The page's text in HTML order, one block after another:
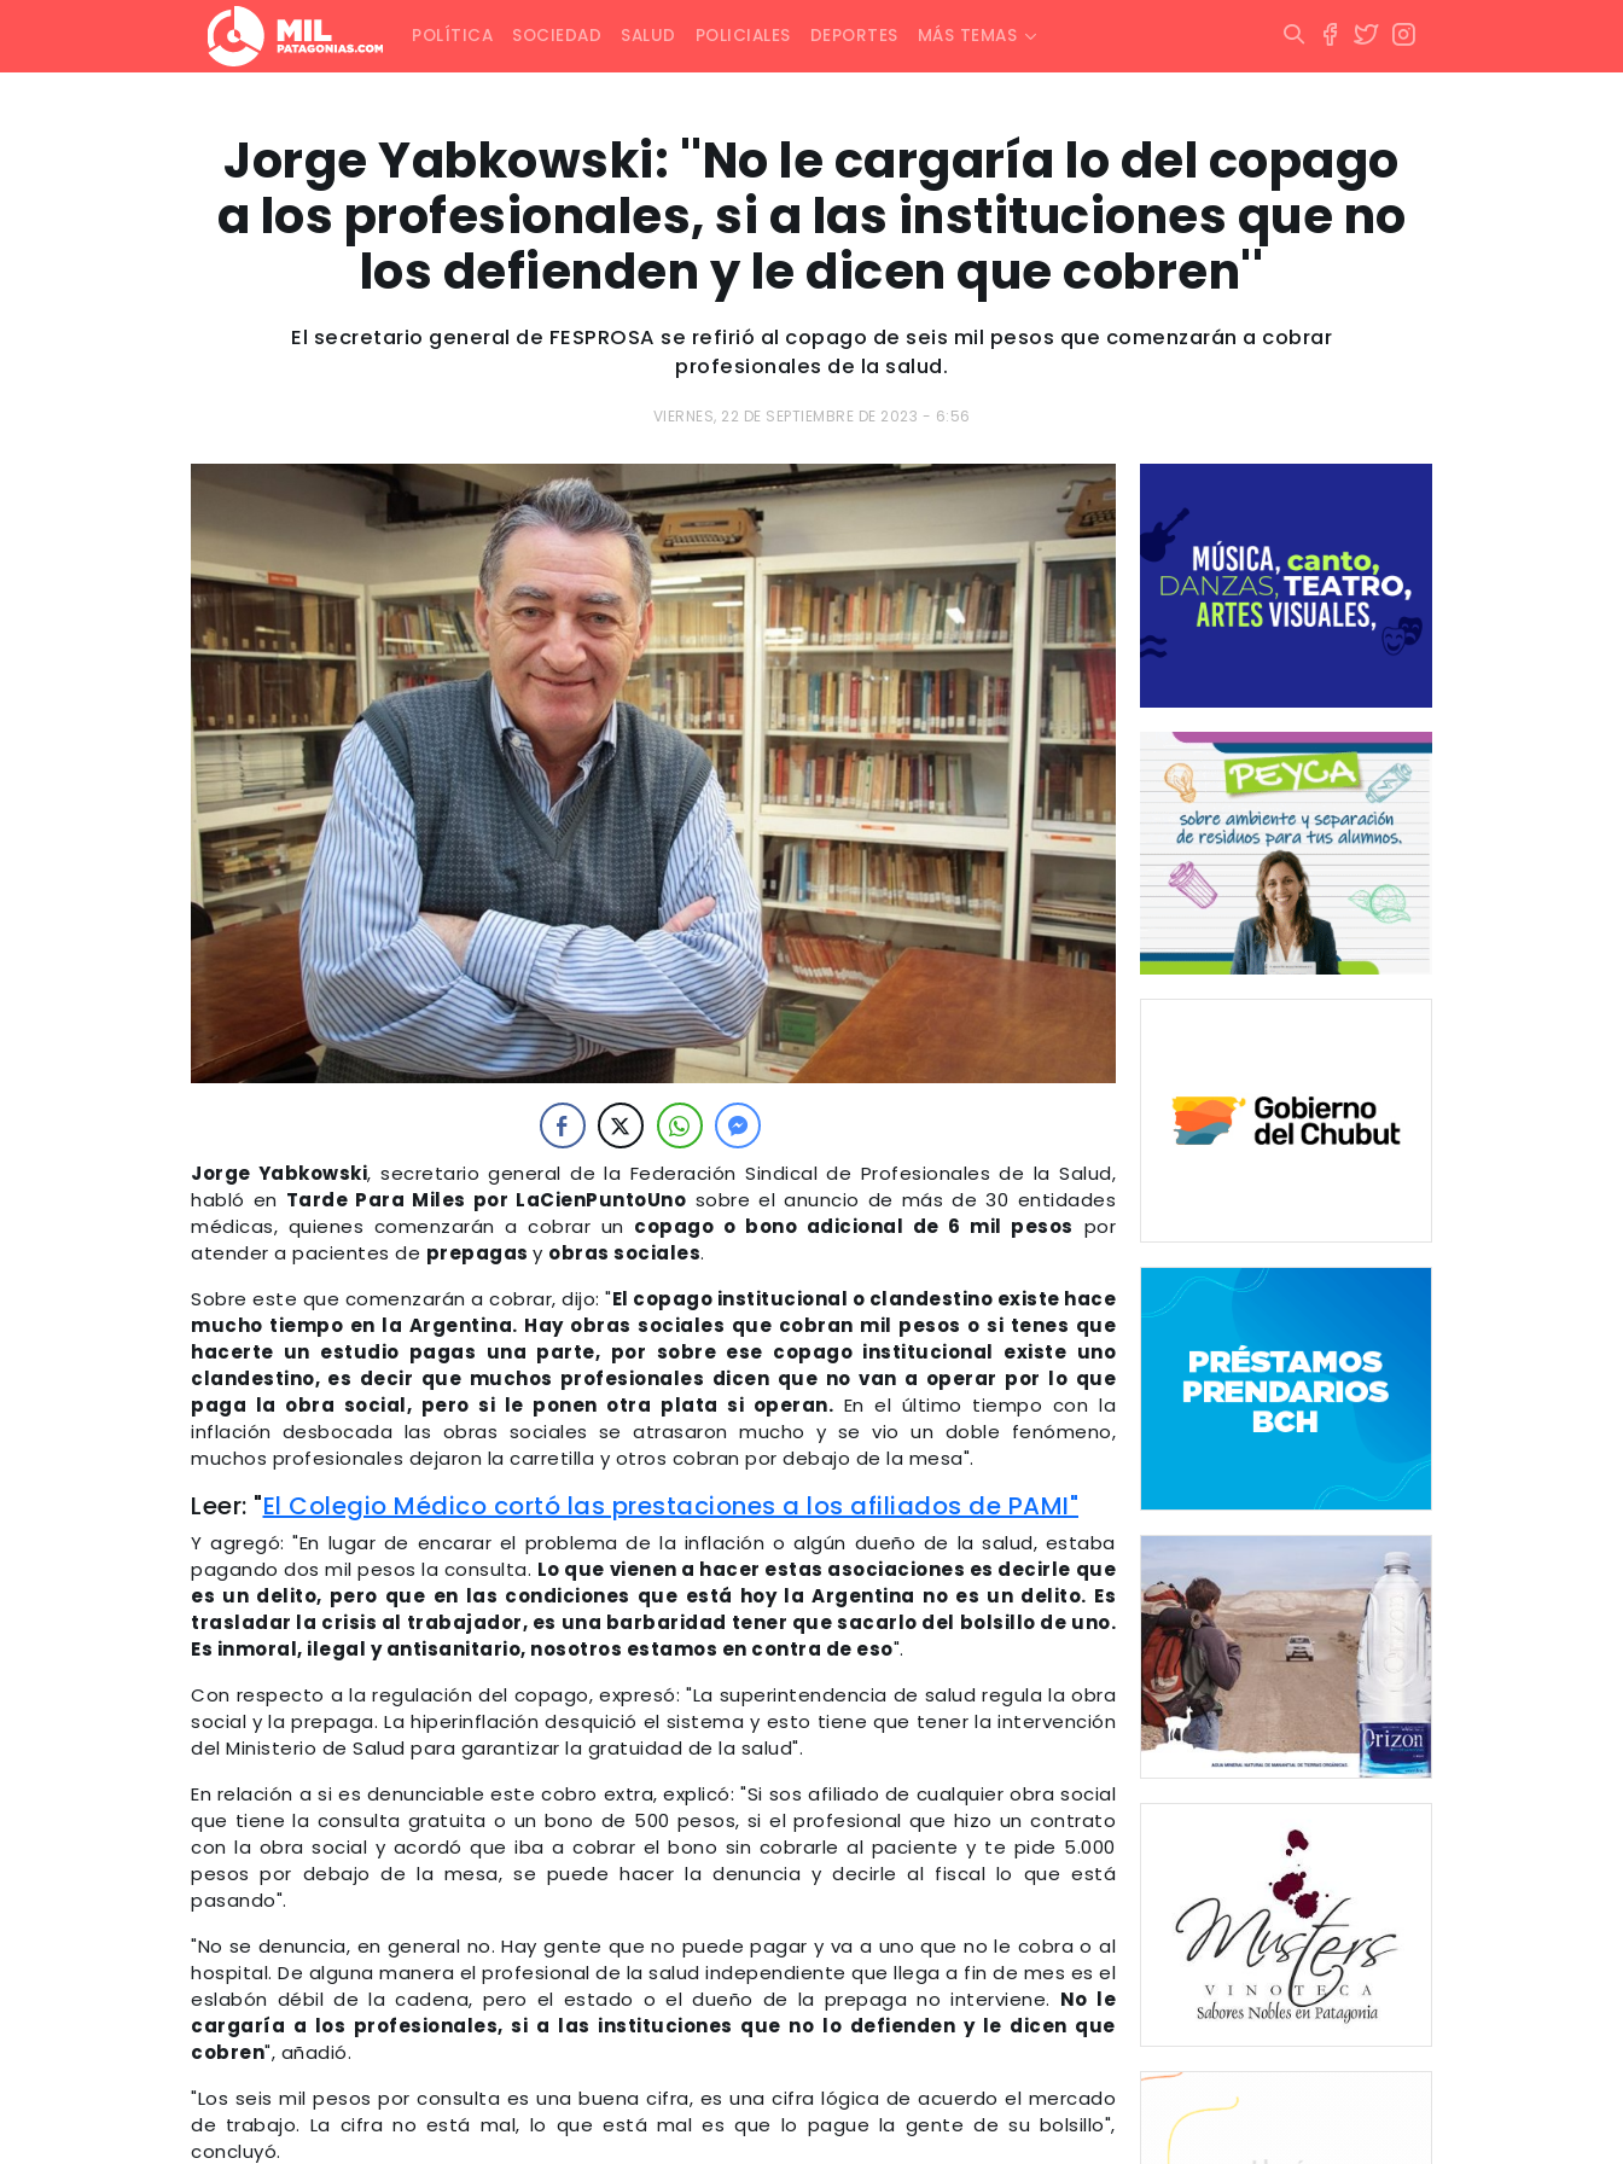
POLÍTICA SOCIEDAD SALUD POLICIALES DEPORTES MÁS TEMAS
Jorge Yabkowski: ''No le cargaría lo del copago
a los profesionales, si a las instituciones que no
los defienden y le dicen que cobren''
El secretario general de FESPROSA se refirió al copago de seis mil pesos que comenzarán a cobrar
profesionales de la salud.
VIERNES, 22 DE SEPTIEMBRE DE 2023 - 6:56
Jorge Yabkowski, secretario general de la Federación Sindical de Profesionales de la Salud,
habló en Tarde Para Miles por LaCienPuntoUno sobre el anuncio de más de 30 entidades
médicas, quienes comenzarán a cobrar un copago o bono adicional de 6 mil pesos por
atender a pacientes de prepagas y obras sociales.
Sobre este que comenzarán a cobrar, dijo: "El copago institucional o clandestino existe hace
mucho tiempo en la Argentina. Hay obras sociales que cobran mil pesos o si tenes que
hacerte un estudio pagas una parte, por sobre ese copago institucional existe uno
clandestino, es decir que muchos profesionales dicen que no van a operar por lo que
paga la obra social, pero si le ponen otra plata si operan. En el último tiempo con la
inflación desbocada las obras sociales se atrasaron mucho y se vio un doble fenómeno,
muchos profesionales dejaron la carretilla y otros cobran por debajo de la mesa".
Leer: "El Colegio Médico cortó las prestaciones a los afiliados de PAMI"
Y agregó: "En lugar de encarar el problema de la inflación o algún dueño de la salud, estaba
pagando dos mil pesos la consulta. Lo que vienen a hacer estas asociaciones es decirle que
es un delito, pero que en las condiciones que está hoy la Argentina no es un delito. Es
trasladar la crisis al trabajador, es una barbaridad tener que sacarlo del bolsillo de uno.
Es inmoral, ilegal y antisanitario, nosotros estamos en contra de eso".
Con respecto a la regulación del copago, expresó: "La superintendencia de salud regula la obra
social y la prepaga. La hiperinflación desquició el sistema y esto tiene que tener la intervención
del Ministerio de Salud para garantizar la gratuidad de la salud".
En relación a si es denunciable este cobro extra, explicó: "Si sos afiliado de cualquier obra social
que tiene la consulta gratuita o un bono de 500 pesos, si el profesional que hizo un contrato
con la obra social y acordó que iba a cobrar el bono sin cobrarle al paciente y te pide 5.000
pesos por debajo de la mesa, se puede hacer la denuncia y decirle al fiscal lo que está
pasando".
"No se denuncia, en general no. Hay gente que no puede pagar y va a uno que no le cobra o al
hospital. De alguna manera el profesional de la salud independiente que llega a fin de mes es el
eslabón débil de la cadena, pero el estado o el dueño de la prepaga no interviene. No le
cargaría a los profesionales, si a las instituciones que no lo defienden y le dicen que
cobren", añadió.
"Los seis mil pesos por consulta es una buena cifra, es una cifra lógica de acuerdo el mercado
de trabajo. La cifra no está mal, lo que está mal es que lo pague la gente de su bolsillo",
concluyó.